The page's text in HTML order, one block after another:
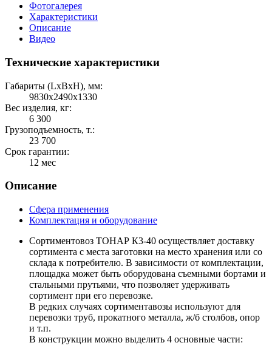
Фотогалерея
Характеристики
Описание
Видео
Технические характеристики
Габариты (LхBхH), мм:
9830х2490х1330
Вес изделия, кг:
6 300
Грузоподъемность, т.:
23 700
Срок гарантии:
12 мес
Описание
Сфера применения
Комплектация и оборудование
Сортиментовоз ТОНАР К3-40 осуществляет доставку
сортимента с места заготовки на место хранения или со
склада к потребителю. В зависимости от комплектации,
площадка может быть оборудована съемными бортами и
стальными прутьями, что позволяет удерживать
сортимент при его перевозке.
В редких случаях сортиментавозы используют для
перевозки труб, прокатного металла, ж/б столбов, опор
и т.п.
В конструкции можно выделить 4 основные части: